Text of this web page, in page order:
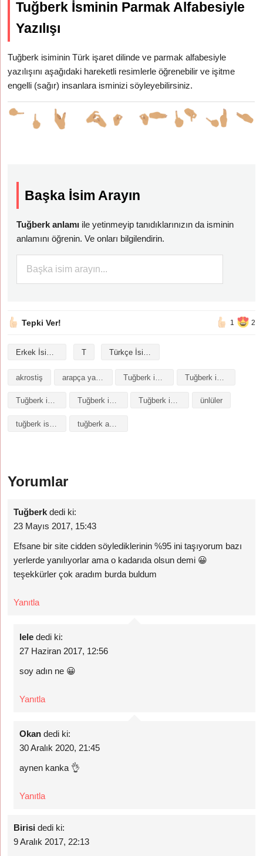
Tuğberk İsminin Parmak Alfabesiyle
Yazılışı
Tuğberk isiminin Türk işaret dilinde ve parmak alfabesiyle
yazılışını aşağıdaki hareketli resimlerle öğrenebilir ve işitme
engelli (sağır) insanlara isminizi söyleyebilirsiniz.
Başka İsim Arayın
Tuğberk anlamı ile yetinmeyip tanıdıklarınızın da isminin
anlamını öğrenin. Ve onları bilgilendirin.
Tepki Ver! 1 2
Erkek İsimleri T Türkçe İsimler
akrostiş arapça yazılışı
Tuğberk isminin baş harfleriyle şiir Tuğberk isminin kökeni Tuğberk isminin numerolojisi ünlüler
tuğberk anlamı
Yorumlar
Tuğberk dedi ki:
23 Mayıs 2017, 15:43
Efsane bir site cidden söylediklerinin %95 ini taşıyorum bazı
yerlerde yanılıyorlar ama o kadarıda olsun demi 😀
teşekkürler çok aradım burda buldum
Yanıtla
lele dedi ki:
27 Haziran 2017, 12:56
soy adın ne 😀
Yanıtla
Okan dedi ki:
30 Aralık 2020, 21:45
aynen kanka 👌
Yanıtla
Birisi dedi ki:
9 Aralık 2017, 22:13